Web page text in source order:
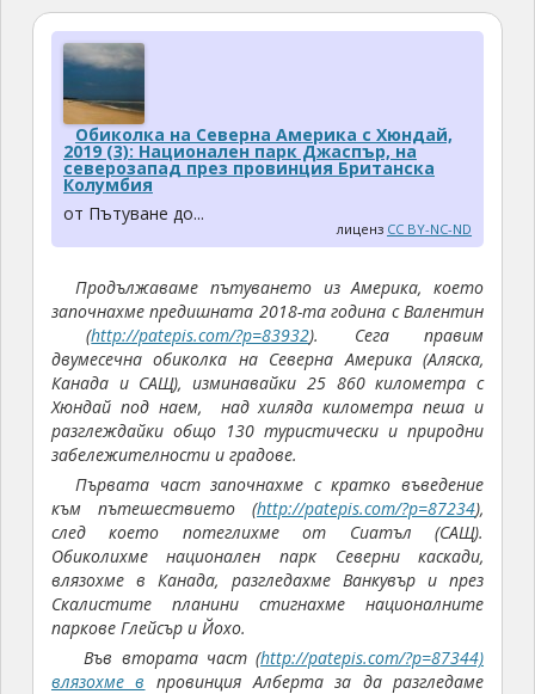
Обиколка на Северна Америка с Хюндай,
2019 (3): Национален парк Джаспър, на
северозапад през провинция Британска
Колумбия
от Пътуване до...
лиценз CC BY-NC-ND
Продължаваме пътуването из Америка, което
започнахме предишната 2018-та година с Валентин
(http://patepis.com/?p=83932). Сега правим
двумесечна обиколка на Северна Америка (Аляска,
Канада и САЩ), изминавайки 25 860 километра с
Хюндай под наем, над хиляда километра пеша и
разглеждайки общо 130 туристически и природни
забележителности и градове.
Първата част започнахме с кратко въведение
към пътешествието (http://patepis.com/?p=87234),
след което потеглихме от Сиатъл (САЩ).
Обиколихме национален парк Северни каскади,
влязохме в Канада, разгледахме Ванкувър и през
Скалистите планини стигнахме националните
паркове Глейсър и Йохо.
Във втората част (http://patepis.com/?p=87344)
влязохме в провинция Алберта за да разгледаме